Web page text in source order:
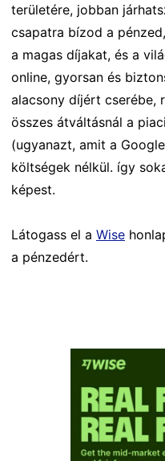
területére, jobban
csapatra bízod a
a magas díjakat, és a
online, gyorsan és
alacsony díjért cserébe,
összes átváltásnál a
(ugyanazt, amit a
költségek nélkül. így
képest.
Látogass el a Wise
a pénzedért.